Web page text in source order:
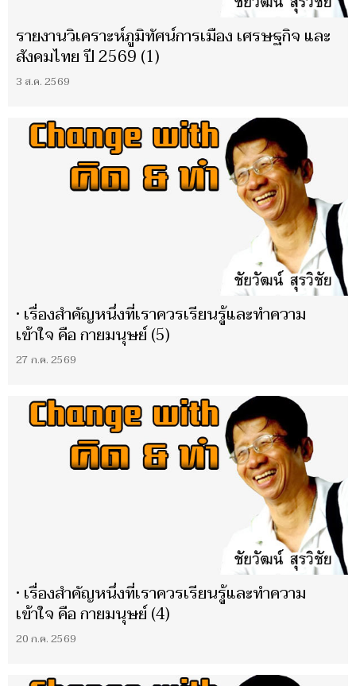
รายงานวิเคราะห์ภูมิทัศน์การเมือง เศรษฐกิจ และ
สังคมไทย ปี 2569 (1)
3 ส.ค. 2569
• เรื่องสำคัญหนึ่งที่เราควรเรียนรู้และทำความ
เข้าใจ คือ กายมนุษย์ (5)
27 ก.ค. 2569
• เรื่องสำคัญหนึ่งที่เราควรเรียนรู้และทำความ
เข้าใจ คือ กายมนุษย์ (4)
20 ก.ค. 2569